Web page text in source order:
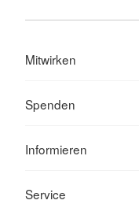
Mitwirken
Spenden
Informieren
Service